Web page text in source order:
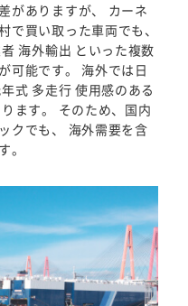
がありますが、 カーネ
で買い取った車両でも、
海外輸出 といった複数
可能です。 海外では日
式 多走行 使用感のある
ます。 そのため、国内
クでも、 海外需要を含
。